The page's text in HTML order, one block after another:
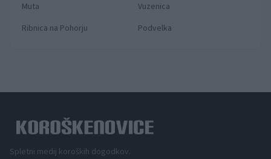
Muta
Vuzenica
Ribnica na Pohorju
Podvelka
Spletni medij koroških dogodkov.